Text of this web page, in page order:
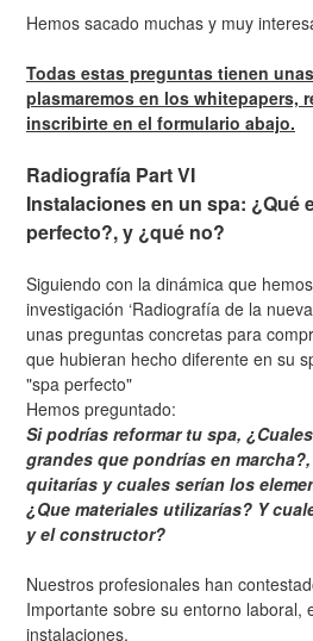
Hemos sacado muchas y muy
Todas estas preguntas tienen
plasmaremos en los whitepapers,
inscribirte en el formulario abajo.
Radiografía Part VI
Instalaciones en un spa: ¿Qué
perfecto?, y ¿qué no?
Siguiendo con la dinámica que
investigación ‘Radiografía de la
unas preguntas concretas para
que hubieran hecho diferente en su
"spa perfecto"
Hemos preguntado:
Si podrías reformar tu spa,
grandes que pondrías en
quitarías y cuales serían los
¿Que materiales utilizarías? Y
y el constructor?
Nuestros profesionales han
Importante sobre su entorno laboral,
instalaciones.